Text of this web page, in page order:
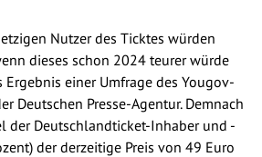
Nutzer des Ticktes würden
dieses schon 2024 teurer würde
Ergebnis einer Umfrage des Yougov-
Deutschen Presse-Agentur. Demnach
der Deutschlandticket-Inhaber und -
der derzeitige Preis von 49 Euro